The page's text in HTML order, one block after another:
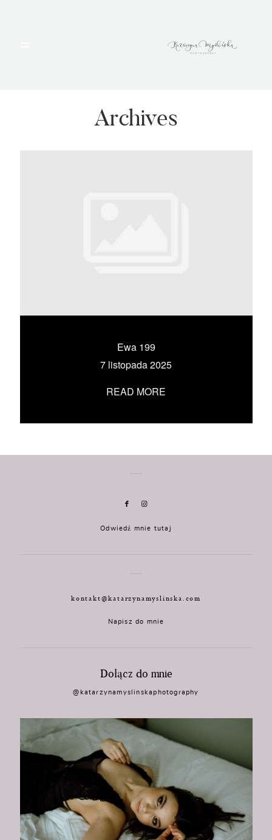
Archives
Ewa 199
7 listopada 2025
READ MORE
PORTFOLIO
UMÓW SIĘ ZE MNĄ →
Odwiedź mnie tutaj
kontakt@katarzynamyslinska.com
Napisz do mnie
Dołącz do mnie
@katarzynamyslinskaphotography